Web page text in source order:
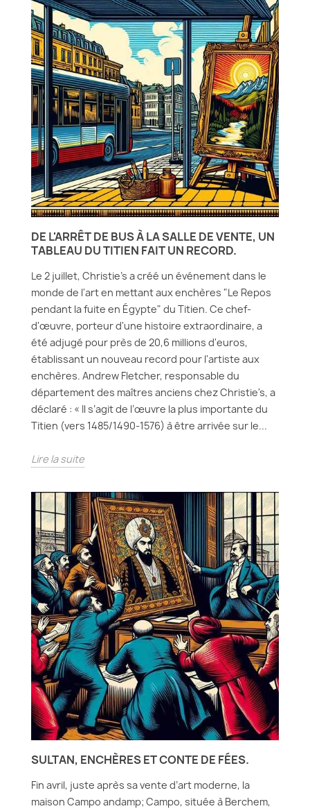
DE L'ARRÊT DE BUS À LA SALLE DE VENTE, UN
TABLEAU DU TITIEN FAIT UN RECORD.
Le 2 juillet, Christie's a créé un événement dans le
monde de l'art en mettant aux enchères "Le Repos
pendant la fuite en Égypte" du Titien. Ce chef-
d'œuvre, porteur d'une histoire extraordinaire, a
été adjugé pour près de 20,6 millions d'euros,
établissant un nouveau record pour l'artiste aux
enchères. Andrew Fletcher, responsable du
département des maîtres anciens chez Christie's, a
déclaré : « Il s’agit de l’œuvre la plus importante du
Titien (vers 1485/1490-1576) à être arrivée sur le...
Lire la suite
SULTAN, ENCHÈRES ET CONTE DE FÉES.
Fin avril, juste après sa vente d’art moderne, la
maison Campo andamp; Campo, située à Berchem,